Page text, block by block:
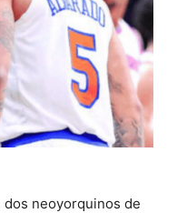
dos neoyorquinos de